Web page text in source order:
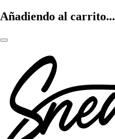
Añadiendo al carrito...